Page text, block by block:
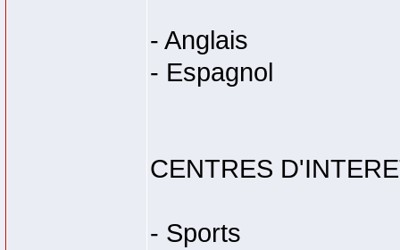
- Anglais
- Espagnol
CENTRES
- Sports